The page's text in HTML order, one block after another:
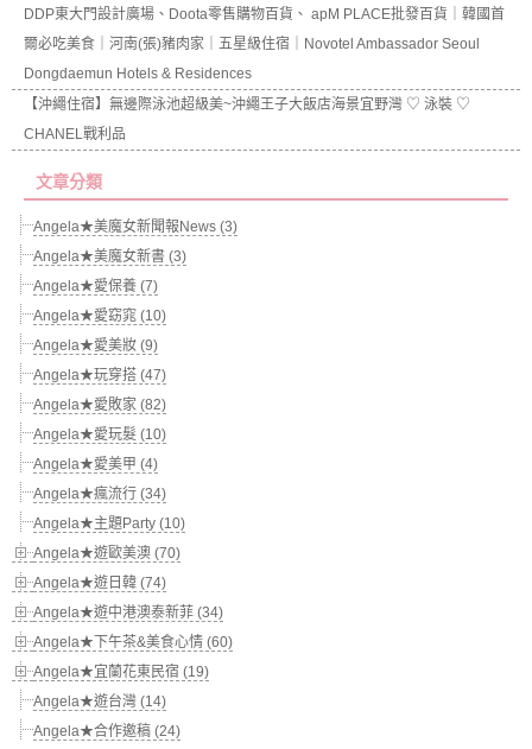
DDP東大門設計廣場、Doota零售購物百貨、 apM PLACE批發百貨｜韓國首
爾必吃美食｜河南(張)豬肉家｜五星級住宿｜Novotel Ambassador Seoul
Dongdaemun Hotels & Residences
【沖繩住宿】無邊際泳池超級美~沖繩王子大飯店海景宜野灣 ♡ 泳裝 ♡
CHANEL戰利品
文章分類
Angela★美魔女新聞報News (3)
Angela★美魔女新書 (3)
Angela★愛保養 (7)
Angela★愛窈窕 (10)
Angela★愛美妝 (9)
Angela★玩穿搭 (47)
Angela★愛敗家 (82)
Angela★愛玩髮 (10)
Angela★愛美甲 (4)
Angela★瘋流行 (34)
Angela★主題Party (10)
Angela★遊歐美澳 (70)
Angela★遊日韓 (74)
Angela★遊中港澳泰新菲 (34)
Angela★下午茶&美食心情 (60)
Angela★宜蘭花東民宿 (19)
Angela★遊台灣 (14)
Angela★合作邀稿 (24)